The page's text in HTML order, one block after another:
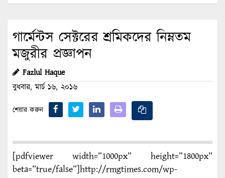
গার্মেন্টস সেক্টরের শ্রমিকদের নিম্নতম
মজুরীর প্রজ্ঞাপন
Fazlul Haque
বুধবার, মার্চ ১৬, ২০১৬
শেয়ার করুন
[pdfviewer width=”1000px” height=”1800px”
beta=”true/false”]http://rmgtimes.com/wp-